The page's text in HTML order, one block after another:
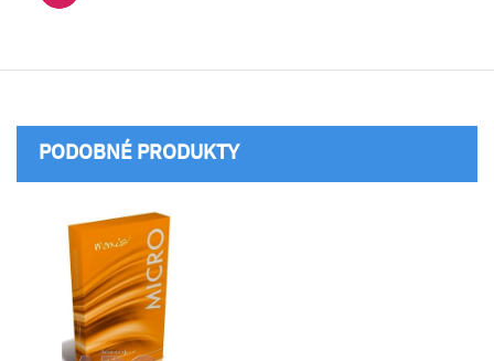
PODOBNÉ PRODUKTY